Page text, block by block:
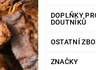
DOPLŇKY
DOUTNÍKŮ
OSTATNÍ
ZNAČKY